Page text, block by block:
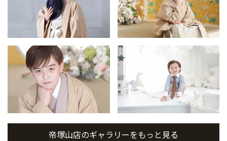
帝塚山店のギャラリーをもっと見る